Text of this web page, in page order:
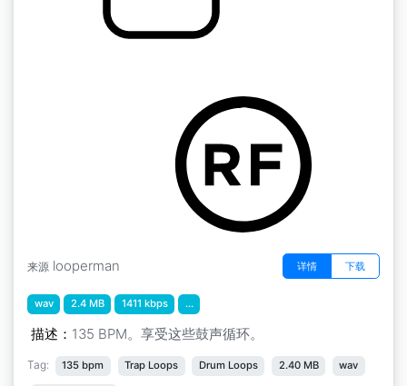
来源 looperman 详情 下载
wav 2.4 MB 1411 kbps ...
描述： 135 BPM。享受这些鼓声循环。
Tag: 135 bpm Trap Loops Drum Loops 2.40 MB wav